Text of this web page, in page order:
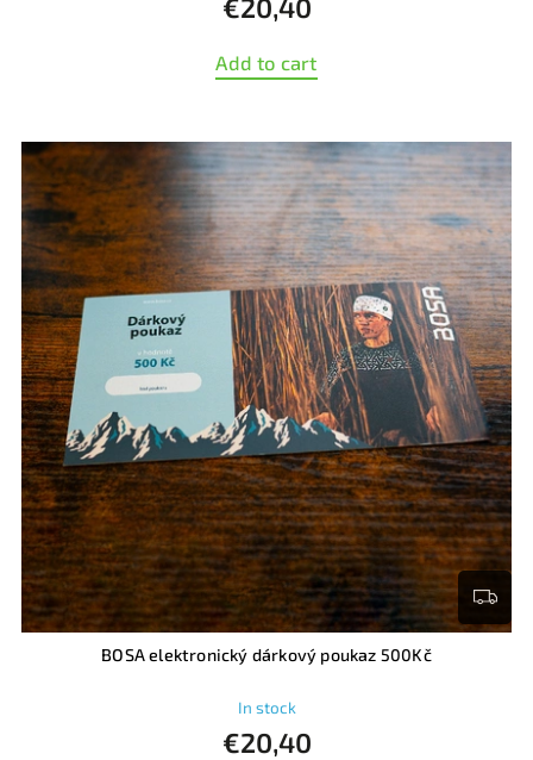
€20,40
Add to cart
BOSA elektronický dárkový poukaz 500Kč
In stock
€20,40